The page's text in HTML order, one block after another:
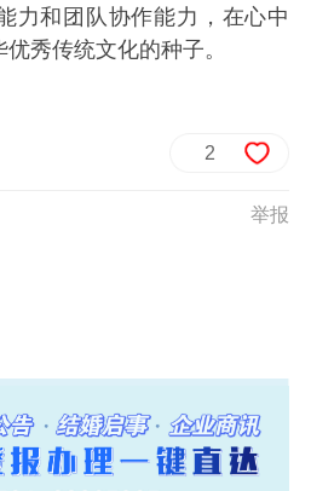
力和团队协作能力，在心中
秀传统文化的种子。
2
举报